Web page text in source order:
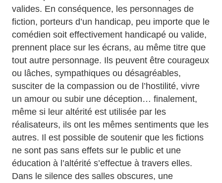
valides. En conséquence, les personnages de
fiction, porteurs d’un handicap, peu importe que le
comédien soit effectivement handicapé ou valide,
prennent place sur les écrans, au même titre que
tout autre personnage. Ils peuvent être courageux
ou lâches, sympathiques ou désagréables,
susciter de la compassion ou de l’hostilité, vivre
un amour ou subir une déception… finalement,
même si leur altérité est utilisée par les
réalisateurs, ils ont les mêmes sentiments que les
autres. Il est possible de soutenir que les fictions
ne sont pas sans effets sur le public et une
éducation à l’altérité s’effectue à travers elles.
Dans le silence des salles obscures, une